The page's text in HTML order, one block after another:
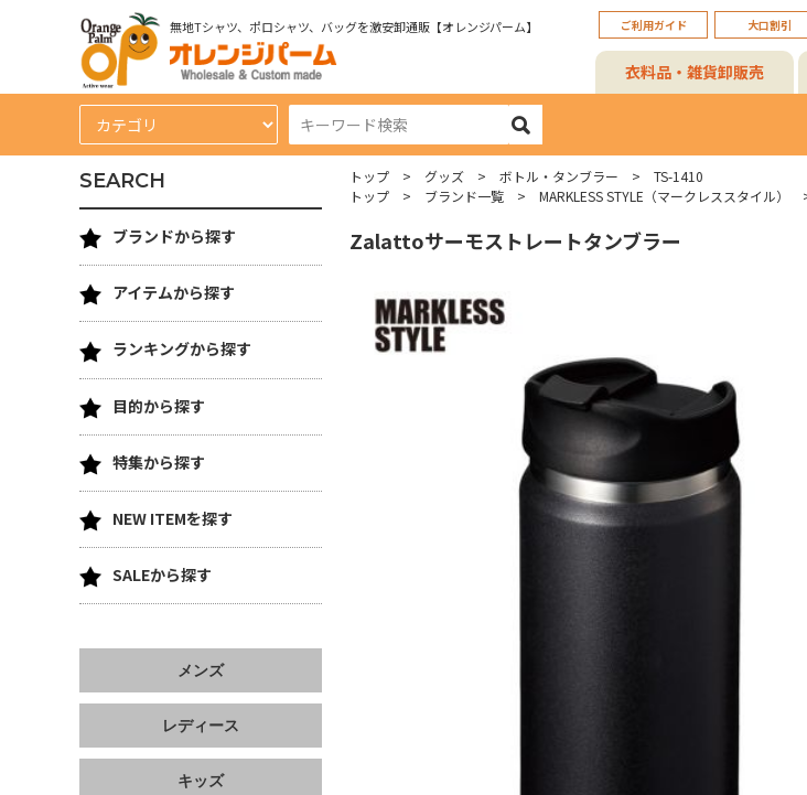
無地Tシャツ、ポロシャツ、バッグを激安卸通販【オレンジパーム】 ご利用ガイド 大口割引
衣料品・雑貨卸販売
トップ グッズ ボトル・タンブラー
TS-1410
トップ
ブランド一覧 MARKLESS STYLE（マークレススタイル）
Zalattoサーモストレートタンブラー
SEARCH
ブランドから探す
アイテムから探す
ランキングから探す
目的から探す
特集から探す
NEW ITEMを探す
SALEから探す
メンズ
レディース
キッズ